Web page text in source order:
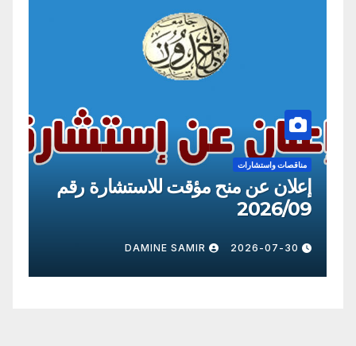
إعلان عن منح
2026-07-30
مؤقت للاستشارة رقم
DAMINE SAMIR